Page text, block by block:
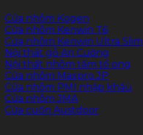
Cửa nhôm Kogen
Cửa nhôm Kenwin T6
Cửa nhôm Kenwin Ultra Slim
Nội thất gỗ An Cường
Nội thất nhôm tấm tổ ong
Cửa nhôm Maxpro.JP
Cửa nhôm PMI nhập khẩu
Cửa nhôm JMA
Cửa cuốn Austdoor